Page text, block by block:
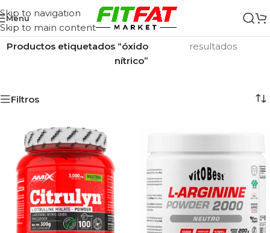
Skip to navigation
Skip to main content
Menu
Inicio/
Productos etiquetados “óxido
nítrico”
resultados
Filtros